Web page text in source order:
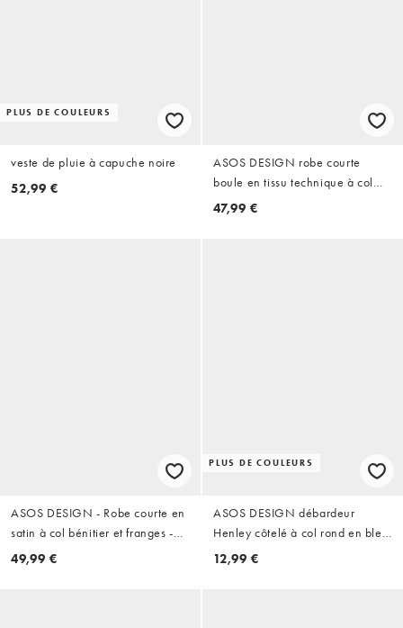
PLUS DE COULEURS
veste de pluie à capuche noire
52,99 €
ASOS DESIGN robe courte
boule en tissu technique à col
froncé imprimée
47,99 €
ASOS DESIGN - Robe courte en
satin à col bénitier et franges -
Ivoire
49,99 €
PLUS DE COULEURS
ASOS DESIGN débardeur
Henley côtelé à col rond en bleu
sarcelle
12,99 €